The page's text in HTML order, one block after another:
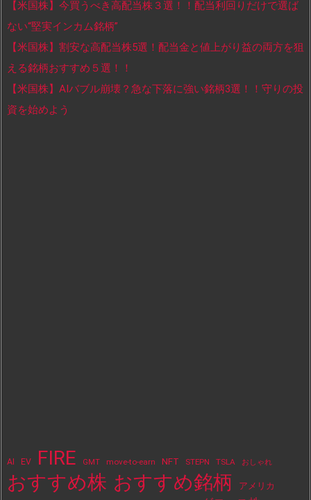
【米国株】今買うべき高配当株３選！！配当利回りだけで選ば
ない“堅実インカム銘柄”
【米国株】割安な高配当株5選！配当金と値上がり益の両方を狙
える銘柄おすすめ５選！！
【米国株】AIバブル崩壊？急な下落に強い銘柄3選！！守りの投
資を始めよう
AI EV FIRE GMT move-to-earn NFT STEPN TSLA おしゃれ
おすすめ株 おすすめ銘柄 アメリカ